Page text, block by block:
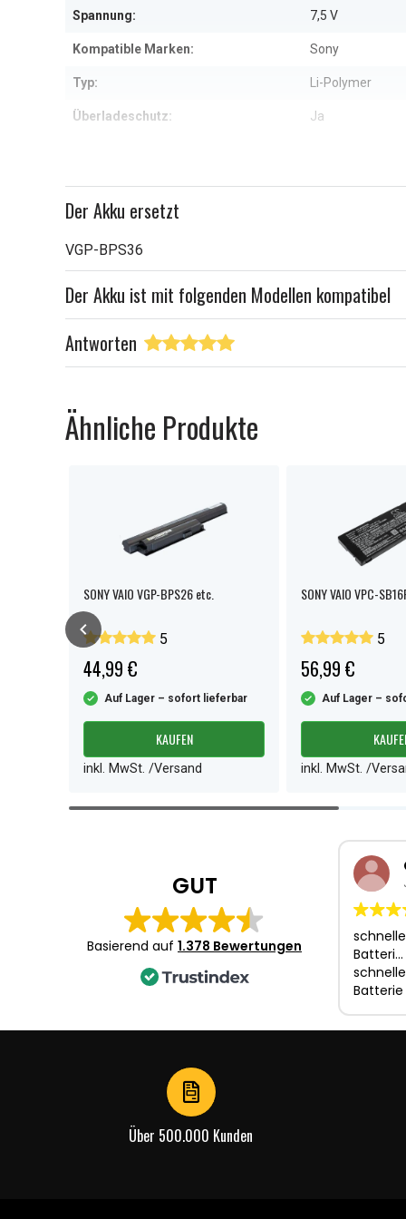
Spannung: 7,5 V
Kompatible Marken: Sony
Typ: Li-Polymer
Überladeschutz: Ja
Kapazität: 6300 mAh
Der Akku ersetzt
VGP-BPS36
Der Akku ist mit folgenden Modellen kompatibel
Antworten
Ähnliche Produkte
SONY VAIO VGP-BPS26 etc.
5
44,99 €
Auf Lager – sofort lieferbar
KAUFEN
inkl. MwSt. /Versand
SONY VAIO VPC-
5
56,99 €
Auf Lager –
inkl. MwSt. /
Item
GUT
Basierend auf 1.378 Bewertungen
Batteri…
Batterie
Über 500.000 Kunden